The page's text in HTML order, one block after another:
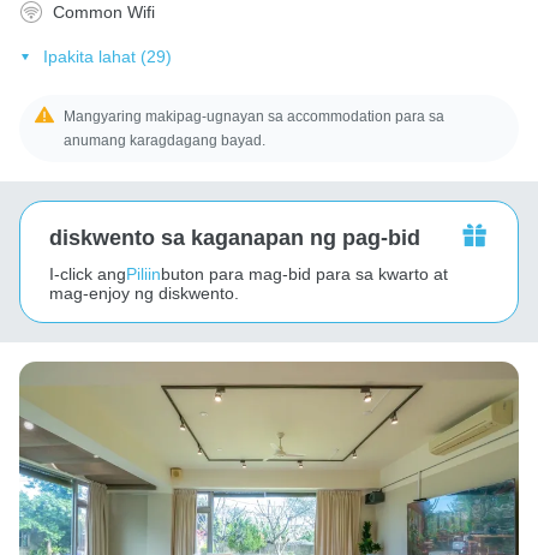
Common Wifi
Ipakita lahat (29)
Mangyaring makipag-ugnayan sa accommodation para sa
anumang karagdagang bayad.
diskwento sa kaganapan ng pag-bid
I-click angPiliinbuton para mag-bid para sa kwarto at
mag-enjoy ng diskwento.